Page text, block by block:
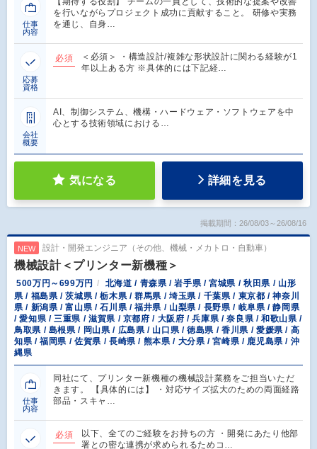
仕事
内容
を行いながらプロジェクト成功に貢献すること。 研修や実務
を通じ、自身…
応募
資格
必須
＜必須＞ ・構造設計/複雑な形状設計に関わる経験が1
年以上ある方 ※具体的には下記経…
会社
概要
AI、制御システム、機構・ハードウェア・ソフトウェアを中
心とする技術領域における…
気になる 詳細を見る
掲載期間：26/08/03～26/08/16
NEW 設計・開発エンジニア（その他、機械・メカトロ・自動車）
機械設計＜プリンター新機種＞
500万円～699万円
北海道 / 青森県 / 岩手県 / 宮城県 / 秋田県 / 山形
県 / 福島県 / 茨城県 / 栃木県 / 群馬県 / 埼玉県 / 千葉県 / 東京都 / 神奈川
県 / 新潟県 / 富山県 / 石川県 / 福井県 / 山梨県 / 長野県 / 岐阜県 / 静岡県
/ 愛知県 / 三重県 / 滋賀県 / 京都府 / 大阪府 / 兵庫県 / 奈良県 / 和歌山県 /
鳥取県 / 島根県 / 岡山県 / 広島県 / 山口県 / 徳島県 / 香川県 / 愛媛県 / 高
知県 / 福岡県 / 佐賀県 / 長崎県 / 熊本県 / 大分県 / 宮崎県 / 鹿児島県 / 沖
縄県
仕事
内容
同社にて、プリンター新機種の機械設計業務をご担当いただ
きます。 【具体的には】 ・対応サイズ拡大のための両面経路
部品・スキャ…
必須
以下、全てのご経験をお持ちの方 ・開発にあたり他部
署との密な連携が求められるためコ…